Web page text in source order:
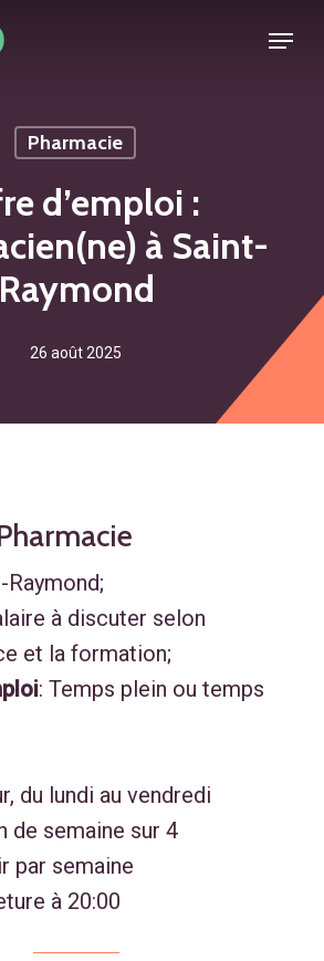
Menu
Pharmacie
d’emploi :
à Saint-
Raymond
26 août 2025
Raymond;
à discuter selon
et la formation;
: Temps plein ou temps
du lundi au vendredi
de semaine sur 4
par semaine
à 20:00